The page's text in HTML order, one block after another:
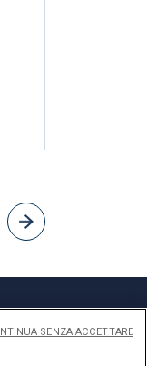
SENZA ACCETTARE